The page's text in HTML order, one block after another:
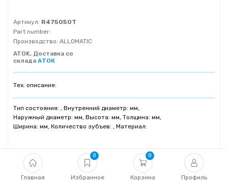
Главная
0
Избранное
0
Корзина Профиль
Артикул: R475050T
Part number:
Производство: ALLOMATIC
ATOK, Доставка со
склада АТОК
Тех. описание:
Тип состояния: , Внутренний диаметр: мм,
Наружный диаметр: мм, Высота: мм, Толщина: мм,
Ширина: мм, Количество зубъев: , Материал:
Уточнить наличие